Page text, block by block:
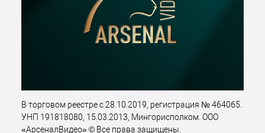
В торговом реестре с 28.10.2019, регистрация № 464065.
УНП 191818080, 15.03.2013, Мингорисполком. ООО
«АрсеналВидео» © Все права защищены.